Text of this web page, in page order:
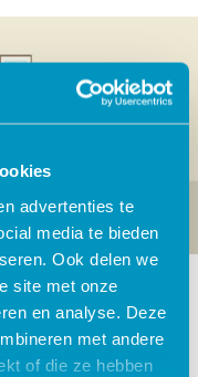
advertenties te
media te bieden
Ook delen we
site met onze
en analyse. Deze
met andere
of die ze hebben
ADHD